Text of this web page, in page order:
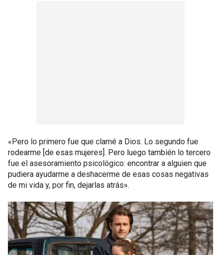
«Pero lo primero fue que clamé a Dios. Lo segundo fue
rodearme [de esas mujeres]. Pero luego también lo tercero
fue el asesoramiento psicológico: encontrar a alguien que
pudiera ayudarme a deshacerme de esas cosas negativas
de mi vida y, por fin, dejarlas atrás».